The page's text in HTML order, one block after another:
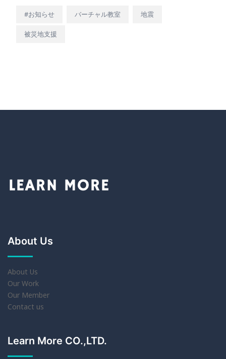
#お知らせ バーチャル教室 地震
被災地支援
About Us
About Us
Our Work
Our Member
Contact us
Learn More CO.,LTD.